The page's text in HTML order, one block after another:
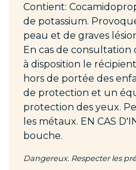
Contient:
de potassium.
peau et de graves
En cas de
à disposition le
hors de portée des
de protection et un
protection des yeux.
les métaux. EN CAS
bouche.
Dangereux. Respecter les